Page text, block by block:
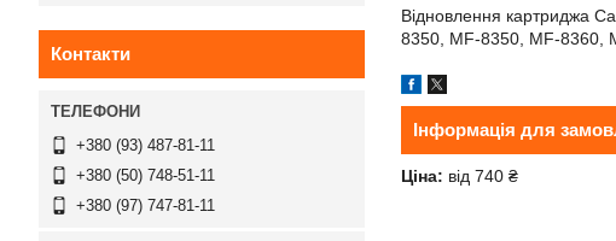
Відновлення картриджа
8350, MF-8350, MF-8360,
Інформація для
Ціна: від 740 ₴
Контакти
+380 (93) 487-81-11
+380 (50) 748-51-11
+380 (97) 747-81-11